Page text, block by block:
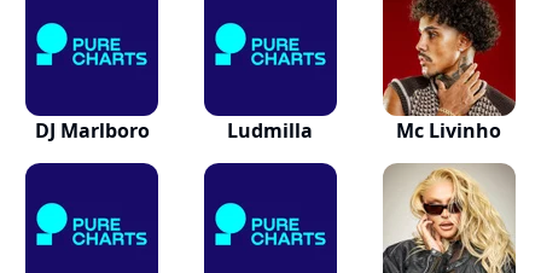
DJ Marlboro Ludmilla Mc Livinho